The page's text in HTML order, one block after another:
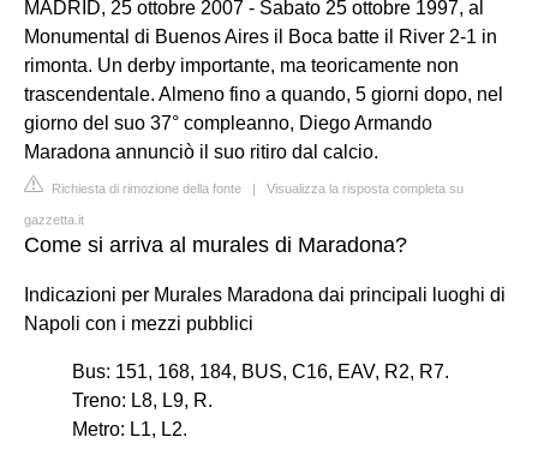
MADRID, 25 ottobre 2007 - Sabato 25 ottobre 1997, al
Monumental di Buenos Aires il Boca batte il River 2-1 in
rimonta. Un derby importante, ma teoricamente non
trascendentale. Almeno fino a quando, 5 giorni dopo, nel
giorno del suo 37° compleanno, Diego Armando
Maradona annunciò il suo ritiro dal calcio.
Richiesta di rimozione della fonte | Visualizza la risposta completa su
gazzetta.it
Come si arriva al murales di Maradona?
Indicazioni per Murales Maradona dai principali luoghi di
Napoli con i mezzi pubblici
Bus: 151, 168, 184, BUS, C16, EAV, R2, R7.
Treno: L8, L9, R.
Metro: L1, L2.